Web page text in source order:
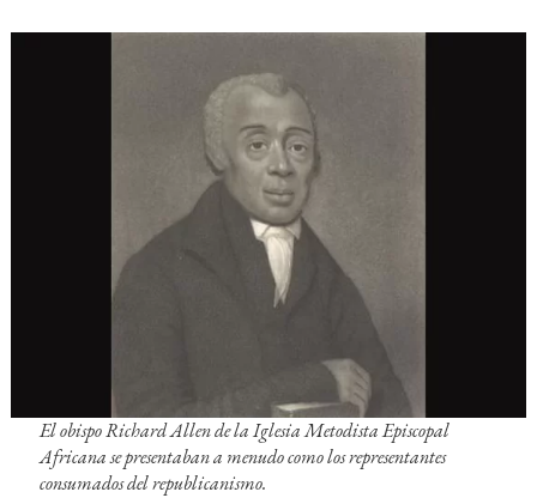
El obispo Richard Allen de la Iglesia Metodista Episcopal
Africana se presentaban a menudo como los representantes
consumados del republicanismo.